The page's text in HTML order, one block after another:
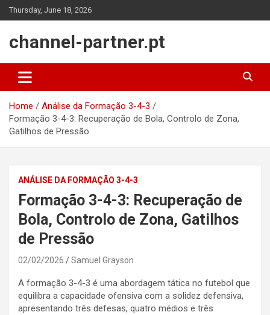
Skip
to
Thursday, June 18, 2026
channel-partner.pt
Home
Análise da Formação 3-4-3
Formação 3-4-3: Recuperação de Bola, Controlo de Zona,
Gatilhos de Pressão
ANÁLISE DA FORMAÇÃO 3-4-3
Formação 3-4-3: Recuperação de
Bola, Controlo de Zona, Gatilhos
de Pressão
02/02/2026 Samuel Grayson
A formação 3-4-3 é uma abordagem tática no futebol que
equilibra a capacidade ofensiva com a solidez defensiva,
apresentando três defesas, quatro médios e três